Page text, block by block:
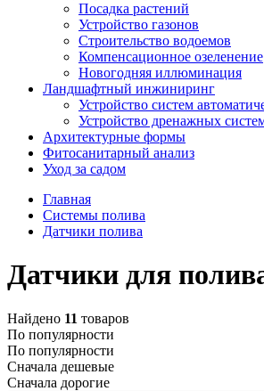
Посадка растений
Устройство газонов
Строительство водоемов
Компенсационное озеленение
Новогодняя иллюминация
Ландшафтный инжиниринг
Устройство систем
Устройство дренажных
Aрхитектурные формы
Фитосанитарный анализ
Уход за садом
Главная
Системы полива
Датчики полива
Датчики для
Найдено 11 товаров
По популярности
По популярности
Сначала дешевые
Сначала дорогие